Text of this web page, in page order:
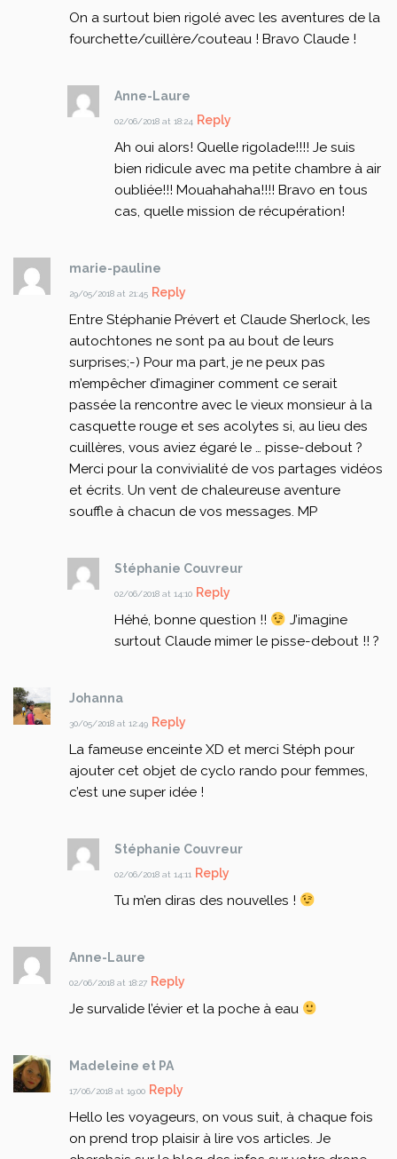
On a surtout bien rigolé avec les aventures de la
fourchette/cuillère/couteau ! Bravo Claude !
Anne-Laure
02/06/2018 at 18:24 Reply
Ah oui alors! Quelle rigolade!!!! Je suis
bien ridicule avec ma petite chambre à air
oubliée!!! Mouahahaha!!!! Bravo en tous
cas, quelle mission de récupération!
marie-pauline
29/05/2018 at 21:45 Reply
Entre Stéphanie Prévert et Claude Sherlock, les
autochtones ne sont pa au bout de leurs
surprises;-) Pour ma part, je ne peux pas
m’empêcher d’imaginer comment ce serait
passée la rencontre avec le vieux monsieur à la
casquette rouge et ses acolytes si, au lieu des
cuillères, vous aviez égaré le … pisse-debout ?
Merci pour la convivialité de vos partages vidéos
et écrits. Un vent de chaleureuse aventure
souffle à chacun de vos messages. MP
Stéphanie Couvreur
02/06/2018 at 14:10 Reply
Héhé, bonne question !!
J’imagine
surtout Claude mimer le pisse-debout !! ?
Johanna
30/05/2018 at 12:49 Reply
La fameuse enceinte XD et merci Stéph pour
ajouter cet objet de cyclo rando pour femmes,
c’est une super idée !
Stéphanie Couvreur
02/06/2018 at 14:11 Reply
Tu m’en diras des nouvelles !
Anne-Laure
02/06/2018 at 18:27 Reply
Je survalide l’évier et la poche à eau
Madeleine et PA
17/06/2018 at 19:00 Reply
Hello les voyageurs, on vous suit, à chaque fois
on prend trop plaisir à lire vos articles. Je